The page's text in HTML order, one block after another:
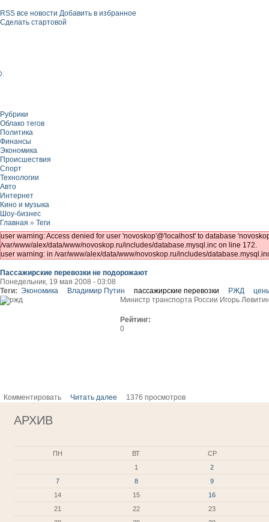
RSS все новости Добавить в избранное
Сделать стартовой
Рубрики
Облако тегов
Политика
Финансы
Экономика
Происшествия
Спорт
Технологии
Авто
Интернет
Кино и музыка
Шоу-бизнес
Главная » Теги
user warning: Access denied for user 'novoskop'@'localhost' to database
/var/www/alex/data/www/novoskop.ru/includes/database.mysql.inc on line 172.
user warning: in /var/www/alex/data/www/novoskop.ru/includes/
Пассажирские перевозки не подорожают
Понедельник, 19 мая 2008 - 03:08
Теги: Экономика Владимир Путин пассажирские перевозки РЖД
Министр транспорта России Игорь
Рейтинг:
0
Комментировать Читать далее 1376 просмотров
АРХИВ
ПН ВТ
СР
1
2
7
8
9
14
15
16
21
22
23